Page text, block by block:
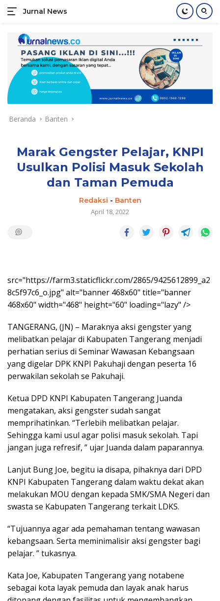
konten
Jurnal News
Jendela
Rakyat
Beranda Banten
Marak Gengster Pelajar, KNPI
Usulkan Polisi Masuk Sekolah
dan Taman Pemuda
Redaksi - Banten
April 18, 2022
src="https://farm3.staticflickr.com/2865/9425612899_a2
8c5f97c6_o.jpg" alt="banner 468x60" title="banner
468x60" width="468" height="60" loading="lazy" />
TANGERANG, (JN) – Maraknya aksi gengster yang
melibatkan pelajar di Kabupaten Tangerang menjadi
perhatian serius di Seminar Wawasan Kebangsaan
yang digelar DPK KNPI Pakuhaji dengan peserta 16
perwakilan sekolah se Pakuhaji.
Ketua DPD KNPI Kabupaten Tangerang Juanda
mengatakan, aksi gengster sudah sangat
memprihatinkan. “Terlebih melibatkan pelajar.
Sehingga kami usul agar polisi masuk sekolah. Tapi
jangan juga refresif, ” ujar Juanda dalam paparannya.
Lanjut Bung Joe, begitu ia disapa, pihaknya dari DPD
KNPI Kabupaten Tangerang dalam waktu dekat akan
melakukan MOU dengan kepada SMK/SMA Negeri dan
swasta se Kabupaten Tangerang terkait LDKS.
“Tujuannya agar ada pemahaman tentang wawasan
kebangsaan. Serta meminimalisir aksi gengster bagi
pelajar. ” tukasnya.
Kata Joe, Kabupaten Tangerang yang notabene
sebagai kota layak pemuda dan layak anak harus